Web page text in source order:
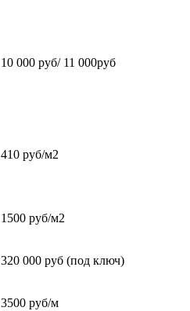
10 000 руб/ 11 000руб
410 руб/м2
1500 руб/м2
320 000 руб (под ключ)
3500 руб/м